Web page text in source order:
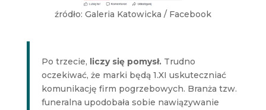
źródło: Galeria Katowicka / Facebook
Po trzecie, liczy się pomysł. Trudno
oczekiwać, że marki będą 1.XI uskuteczniać
komunikację firm pogrzebowych. Branża tzw.
funeralna upodobała sobie nawiązywanie